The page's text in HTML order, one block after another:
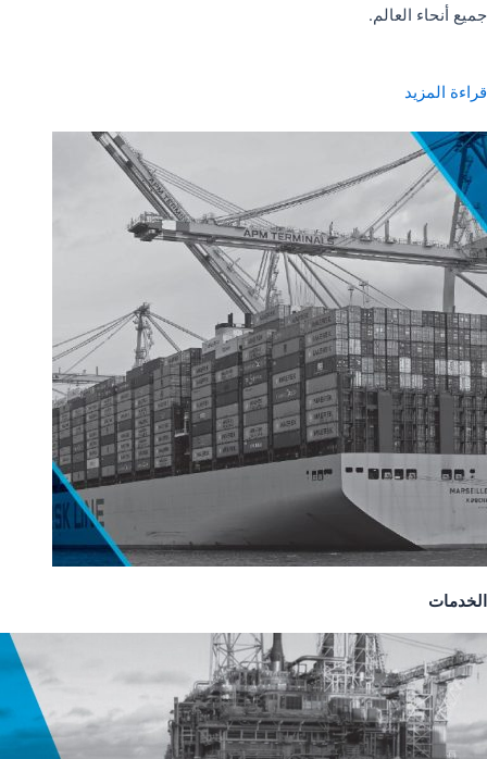
جميع أنحاء العالم.
قراءة المزيد
الخدمات